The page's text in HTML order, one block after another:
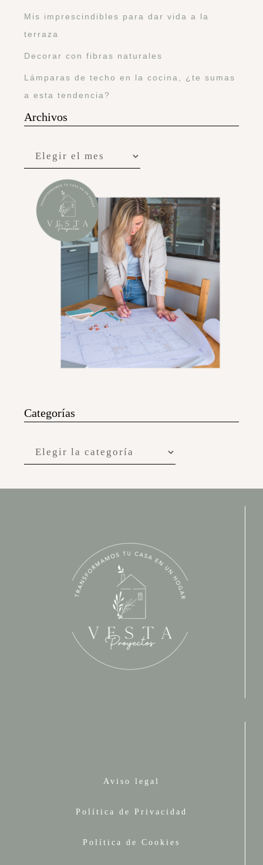
Mis imprescindibles para dar vida a la
terraza
Decorar con fibras naturales
Lámparas de techo en la cocina, ¿te sumas
a esta tendencia?
Archivos
Categorías
Aviso legal
Política de Privacidad
Política de Cookies